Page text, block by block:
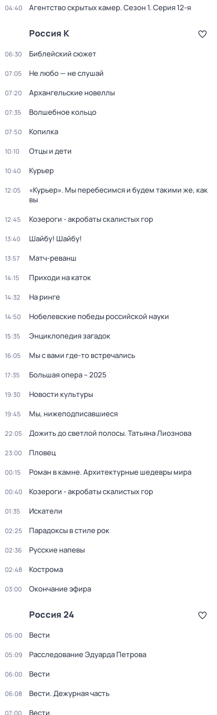
04:40 Агентство скрытых камер. Сезон 1. Серия 12-я
Россия К
06:30 Библейский сюжет
07:05 Не любо — не слушай
07:20 Архангельские новеллы
07:35 Волшебное кольцо
07:50 Копилка
10:10 Отцы и дети
10:40 Курьер
12:05
«Курьер». Мы перебесимся и будем такими же, как
вы
12:45 Козероги - акробаты скалистых гор
13:40 Шайбу! Шайбу!
13:57 Матч-реванш
14:15 Приходи на каток
14:32 На ринге
14:50 Нобелевские победы российской науки
15:35 Энциклопедия загадок
16:05 Мы с вами где-то встречались
17:35 Большая опера – 2025
19:30 Новости культуры
19:45 Мы, нижеподписавшиеся
22:05 Дожить до светлой полосы. Татьяна Лиознова
23:00 Пловец
00:15 Роман в камне. Архитектурные шедевры мира
00:40 Козероги - акробаты скалистых гор
01:35 Искатели
02:25 Парадоксы в стиле рок
02:36 Русские напевы
02:48 Кострома
03:00 Окончание эфира
Россия 24
05:00 Вести
05:09 Расследование Эдуарда Петрова
06:00 Вести
06:08 Вести. Дежурная часть
07:00 Вести